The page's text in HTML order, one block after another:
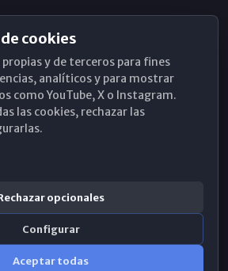
cookies
y de terceros para fines
analíticos y para mostrar
como YouTube, X o Instagram.
las cookies, rechazar las
opcionales
Configurar
Aceptar todas